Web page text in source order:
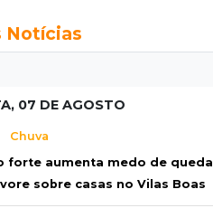
Notícias
07 DE AGOSTO
Chuva
forte aumenta medo de queda
sobre casas no Vilas Boas